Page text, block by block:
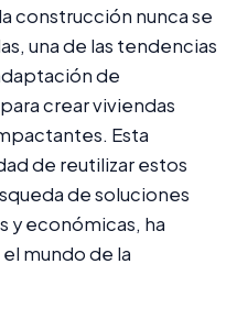
construcción nunca se
una de las tendencias
de
para crear viviendas
Esta
de reutilizar estos
de soluciones
y económicas, ha
mundo de la